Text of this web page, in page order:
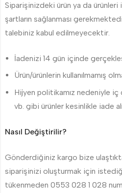
Siparişinizdeki ürün ya da
şartların sağlanması
talebiniz kabul edilmeyecektir.
İadenizi 14 gün içinde
Ürün/ürünlerin kullanılmamış
Hijyen politikamız nedeniyle iç
vb. gibi ürünler kesinlikle iade
Nasıl Değiştirilir?
Gönderdiğiniz kargo bize
siparişinizi oluşturmak için
tükenmeden 0553 028 1 028